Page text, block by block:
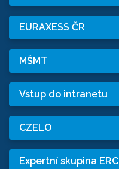
EURAXESS ČR
MŠMT
Vstup do intranetu
CZELO
Expertní skupina ERC